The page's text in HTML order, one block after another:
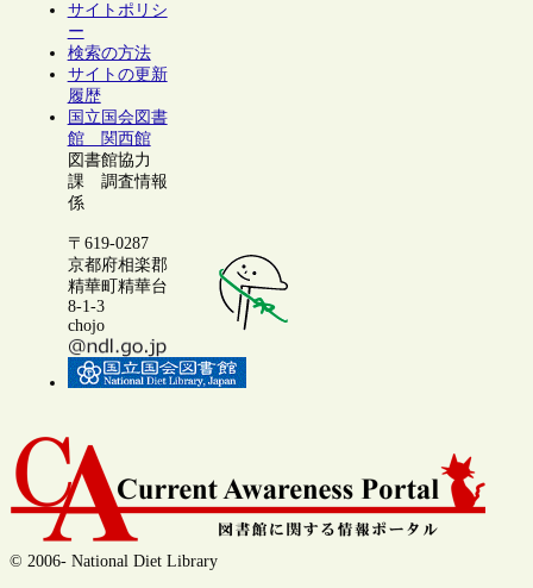
サイトポリシ
ー
検索の方法
サイトの更新
履歴
国立国会図書
館 関西館
図書館協力
課 調査情報
係
〒619-0287
京都府相楽郡
精華町精華台
8-1-3
chojo
© 2006- National Diet Library